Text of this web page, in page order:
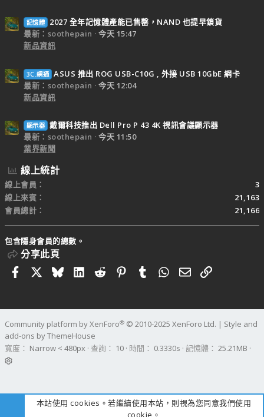
記憶體
2027 全年記憶體產能已售罄，NAND 也提早鎖貨
最新：soothepain
今天 15:47
新品資訊
3C.網通 ASUS 推出 ROG USB-C10G , 外接 USB 10GbE 網卡
最新：soothepain
今天 12:04
新品資訊
顯示器 戴爾科技推出 Dell Pro P 43 4K 視訊會議顯示器
最新：soothepain
今天 11:50
業界新聞
線上統計
線上會員
3
線上來賓
21,163
會員總計
21,166
包含隱身會員的總數。
分享此頁
FacebookBlueskyLinkedIn
RedditPinterestTumblrWhatsApp
電子郵件
連結
Community platform by XenForo® © 2010-2025 XenForo Ltd. | Style and
add-ons by ThemeHouse
寬度
查詢 10 時間 0.3330s 記憶體 25.21MB
本站使用 cookies。若繼續使用本站，則視為您同意我們使用
cookie。